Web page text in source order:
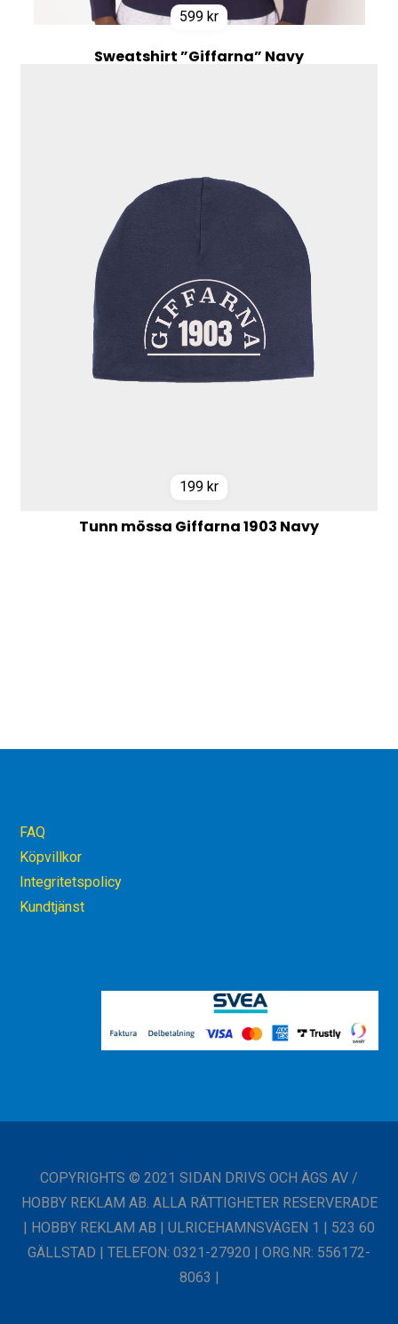
599 kr
Sweatshirt ”Giffarna” Navy
199 kr
Tunn mössa Giffarna 1903 Navy
FAQ
Köpvillkor
Integritetspolicy
Kundtjänst
COPYRIGHTS © 2021 SIDAN DRIVS OCH ÄGS AV /
HOBBY REKLAM AB. ALLA RÄTTIGHETER RESERVERADE
| HOBBY REKLAM AB | ULRICEHAMNSVÄGEN 1 | 523 60
GÄLLSTAD | TELEFON: 0321-27920 | ORG.NR: 556172-
8063 |